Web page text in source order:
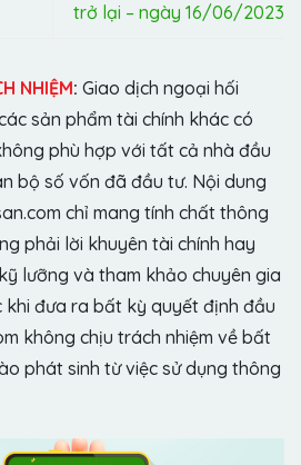
trở lại – ngày 16/06/2023
NHIỆM: Giao dịch ngoại hối
sản phẩm tài chính khác có
phù hợp với tất cả nhà đầu
bộ số vốn đã đầu tư. Nội dung
chỉ mang tính chất thông
phải lời khuyên tài chính hay
lưỡng và tham khảo chuyên gia
khi đưa ra bất kỳ quyết định đầu
không chịu trách nhiệm về bất
phát sinh từ việc sử dụng thông